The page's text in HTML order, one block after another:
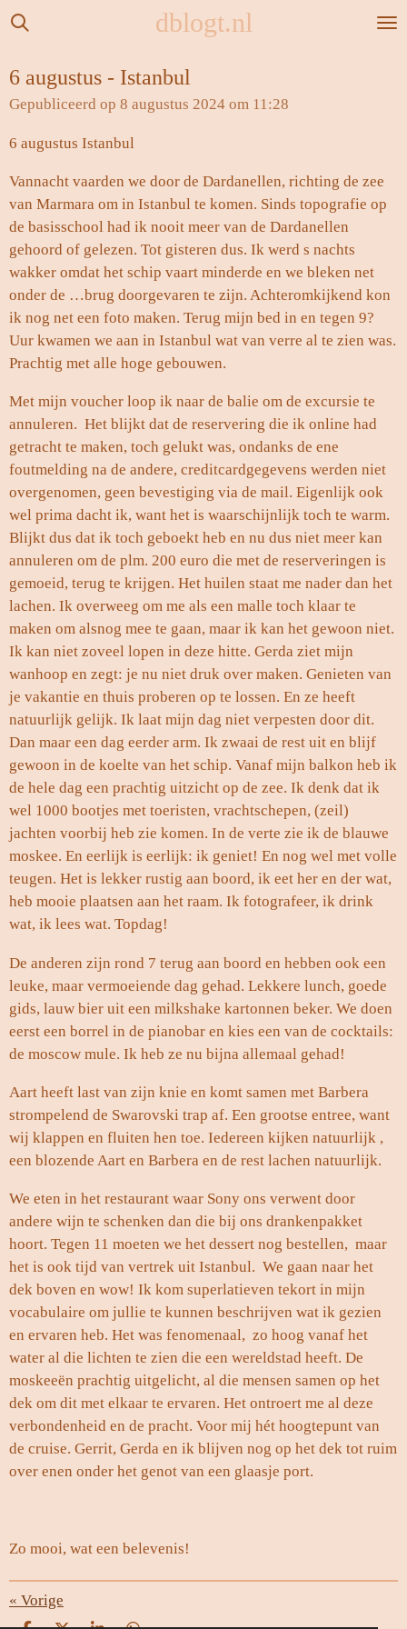
Ga
de
hoofdinhoud
dblogt.nl
6 augustus - Istanbul
Gepubliceerd op 8 augustus 2024 om 11:28
6 augustus Istanbul
Vannacht vaarden we door de Dardanellen, richting de zee
van Marmara om in Istanbul te komen. Sinds topografie op
de basisschool had ik nooit meer van de Dardanellen
gehoord of gelezen. Tot gisteren dus. Ik werd s nachts
wakker omdat het schip vaart minderde en we bleken net
onder de …brug doorgevaren te zijn. Achteromkijkend kon
ik nog net een foto maken. Terug mijn bed in en tegen 9?
Uur kwamen we aan in Istanbul wat van verre al te zien was.
Prachtig met alle hoge gebouwen.
Met mijn voucher loop ik naar de balie om de excursie te
annuleren. Het blijkt dat de reservering die ik online had
getracht te maken, toch gelukt was, ondanks de ene
foutmelding na de andere, creditcardgegevens werden niet
overgenomen, geen bevestiging via de mail. Eigenlijk ook
wel prima dacht ik, want het is waarschijnlijk toch te warm.
Blijkt dus dat ik toch geboekt heb en nu dus niet meer kan
annuleren om de plm. 200 euro die met de reserveringen is
gemoeid, terug te krijgen. Het huilen staat me nader dan het
lachen. Ik overweeg om me als een malle toch klaar te
maken om alsnog mee te gaan, maar ik kan het gewoon niet.
Ik kan niet zoveel lopen in deze hitte. Gerda ziet mijn
wanhoop en zegt: je nu niet druk over maken. Genieten van
je vakantie en thuis proberen op te lossen. En ze heeft
natuurlijk gelijk. Ik laat mijn dag niet verpesten door dit.
Dan maar een dag eerder arm. Ik zwaai de rest uit en blijf
gewoon in de koelte van het schip. Vanaf mijn balkon heb ik
de hele dag een prachtig uitzicht op de zee. Ik denk dat ik
wel 1000 bootjes met toeristen, vrachtschepen, (zeil)
jachten voorbij heb zie komen. In de verte zie ik de blauwe
moskee. En eerlijk is eerlijk: ik geniet! En nog wel met volle
teugen. Het is lekker rustig aan boord, ik eet her en der wat,
heb mooie plaatsen aan het raam. Ik fotografeer, ik drink
wat, ik lees wat. Topdag!
De anderen zijn rond 7 terug aan boord en hebben ook een
leuke, maar vermoeiende dag gehad. Lekkere lunch, goede
gids, lauw bier uit een milkshake kartonnen beker. We doen
eerst een borrel in de pianobar en kies een van de cocktails:
de moscow mule. Ik heb ze nu bijna allemaal gehad!
Aart heeft last van zijn knie en komt samen met Barbera
strompelend de Swarovski trap af. Een grootse entree, want
wij klappen en fluiten hen toe. Iedereen kijken natuurlijk ,
een blozende Aart en Barbera en de rest lachen natuurlijk.
We eten in het restaurant waar Sony ons verwent door
andere wijn te schenken dan die bij ons drankenpakket
hoort. Tegen 11 moeten we het dessert nog bestellen, maar
het is ook tijd van vertrek uit Istanbul. We gaan naar het
dek boven en wow! Ik kom superlatieven tekort in mijn
vocabulaire om jullie te kunnen beschrijven wat ik gezien
en ervaren heb. Het was fenomenaal, zo hoog vanaf het
water al die lichten te zien die een wereldstad heeft. De
moskeeën prachtig uitgelicht, al die mensen samen op het
dek om dit met elkaar te ervaren. Het ontroert me al deze
verbondenheid en de pracht. Voor mij hét hoogtepunt van
de cruise. Gerrit, Gerda en ik blijven nog op het dek tot ruim
over enen onder het genot van een glaasje port.
Zo mooi, wat een belevenis!
« Vorige